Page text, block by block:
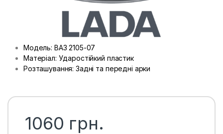
Модель: ВАЗ 2105-07
Матеріал: Ударостійкий пластик
Розташування: Задні та передні арки
1060 грн.